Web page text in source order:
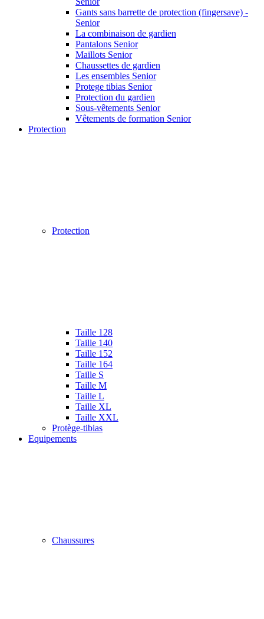
Gants sans barrette de protection (fingersave) -
Senior
La combinaison de gardien
Pantalons Senior
Maillots Senior
Chaussettes de gardien
Les ensembles Senior
Protege tibias Senior
Protection du gardien
Sous-vêtements Senior
Vêtements de formation Senior
Protection
Protection
Taille 128
Taille 140
Taille 152
Taille 164
Taille S
Taille M
Taille L
Taille XL
Taille XXL
Protège-tibias
Equipements
Chaussures